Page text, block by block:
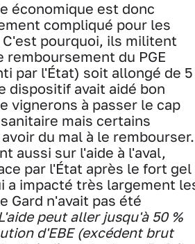
économique est donc
compliqué pour les
pourquoi, ils militent
remboursement du PGE
par l'État) soit allongé de 5
dispositif avait aidé bon
vignerons à passer le cap
mais certains
du mal à le rembourser.
aussi sur l'aide à l'aval,
par l'État après le fort gel
a impacté très largement
Gard n'avait pas été
peut aller jusqu'à 50 %
d'EBE (excédent brut